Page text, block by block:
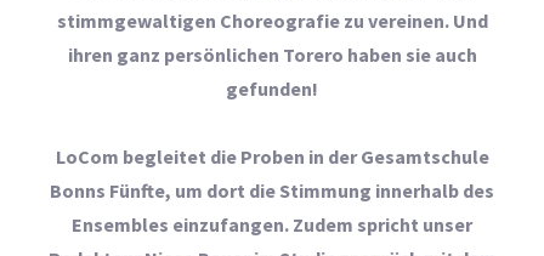
stimmgewaltigen Choreografie zu vereinen. Und
ihren ganz persönlichen Torero haben sie auch
gefunden!
LoCom begleitet die Proben in der Gesamtschule
Bonns Fünfte, um dort die Stimmung innerhalb des
Ensembles einzufangen. Zudem spricht unser